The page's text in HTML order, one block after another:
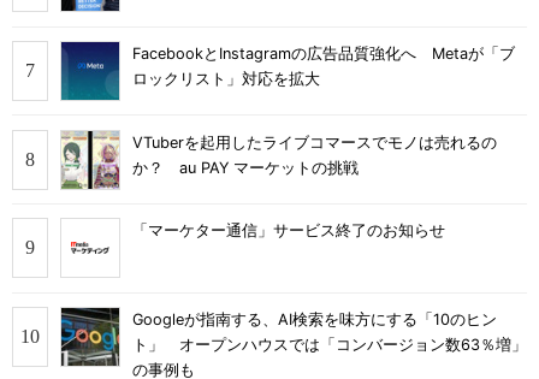
FacebookとInstagramの広告品質強化へ Metaが「ブ
ロックリスト」対応を拡大
VTuberを起用したライブコマースでモノは売れるの
か？ au PAY マーケットの挑戦
「マーケター通信」サービス終了のお知らせ
Googleが指南する、AI検索を味方にする「10のヒン
ト」 オープンハウスでは「コンバージョン数63％増」
の事例も